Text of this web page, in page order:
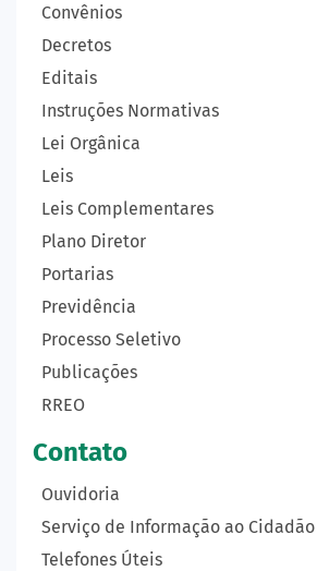
Convênios
Decretos
Editais
Instruções Normativas
Lei Orgânica
Leis
Leis Complementares
Plano Diretor
Portarias
Previdência
Processo Seletivo
Publicações
RREO
Contato
Ouvidoria
Serviço de Informação ao Cidadão
Telefones Úteis